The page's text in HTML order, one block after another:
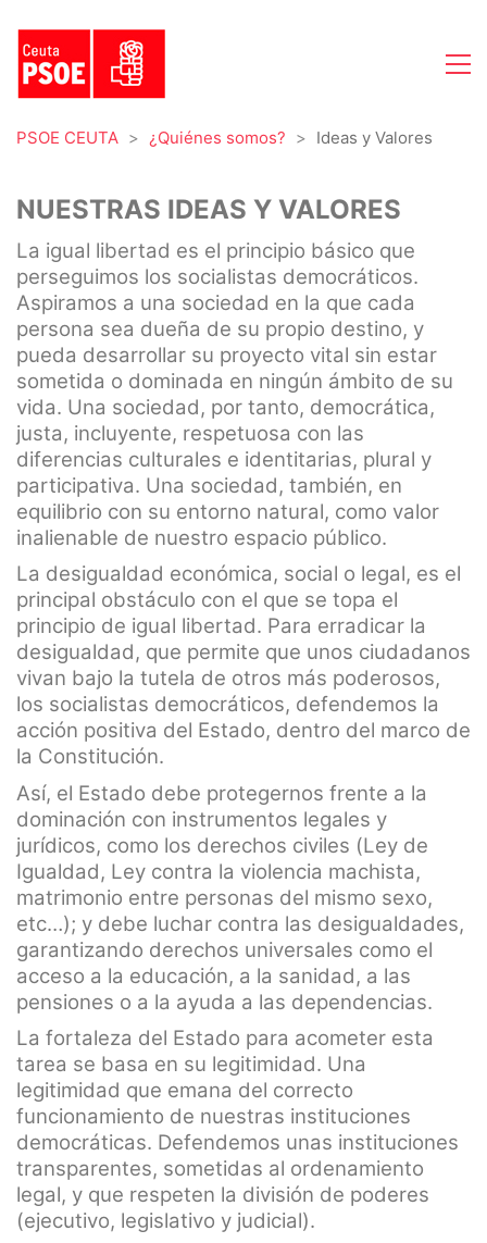
PSOE CEUTA > ¿Quiénes somos? > Ideas y Valores
NUESTRAS IDEAS Y VALORES
La igual libertad es el principio básico que
perseguimos los socialistas democráticos.
Aspiramos a una sociedad en la que cada
persona sea dueña de su propio destino, y
pueda desarrollar su proyecto vital sin estar
sometida o dominada en ningún ámbito de su
vida. Una sociedad, por tanto, democrática,
justa, incluyente, respetuosa con las
diferencias culturales e identitarias, plural y
participativa. Una sociedad, también, en
equilibrio con su entorno natural, como valor
inalienable de nuestro espacio público.
La desigualdad económica, social o legal, es el
principal obstáculo con el que se topa el
principio de igual libertad. Para erradicar la
desigualdad, que permite que unos ciudadanos
vivan bajo la tutela de otros más poderosos,
los socialistas democráticos, defendemos la
acción positiva del Estado, dentro del marco de
la Constitución.
Así, el Estado debe protegernos frente a la
dominación con instrumentos legales y
jurídicos, como los derechos civiles (Ley de
Igualdad, Ley contra la violencia machista,
matrimonio entre personas del mismo sexo,
etc…); y debe luchar contra las desigualdades,
garantizando derechos universales como el
acceso a la educación, a la sanidad, a las
pensiones o a la ayuda a las dependencias.
La fortaleza del Estado para acometer esta
tarea se basa en su legitimidad. Una
legitimidad que emana del correcto
funcionamiento de nuestras instituciones
democráticas. Defendemos unas instituciones
transparentes, sometidas al ordenamiento
legal, y que respeten la división de poderes
(ejecutivo, legislativo y judicial).